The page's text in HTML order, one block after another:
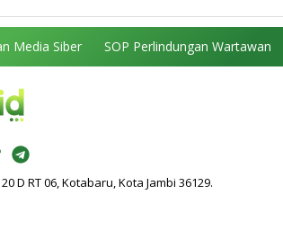
Media Siber SOP Perlindungan Wartawan
D RT 06, Kotabaru, Kota Jambi 36129.